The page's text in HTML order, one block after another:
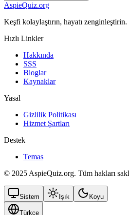
AspieQuiz.org
Keşfi kolaylaştırın, hayatı zenginleştirin.
Hızlı Linkler
Hakkında
SSS
Bloglar
Kaynaklar
Yasal
Gizlilik Politikası
Hizmet Şartları
Destek
Temas
© 2025 AspieQuiz.org. Tüm hakları
Sistem Işık Koyu
Türkçe